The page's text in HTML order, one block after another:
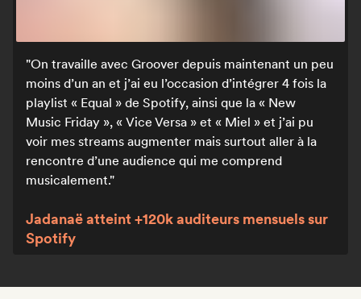
On travaille avec Groover depuis maintenant un peu
moins d’un an et j’ai eu l’occasion d’intégrer 4 fois la
playlist « Equal » de Spotify, ainsi que la « New
Music Friday », « Vice Versa » et « Miel » et j’ai pu
voir mes streams augmenter mais surtout aller à la
rencontre d’une audience qui me comprend
musicalement.
Jadanaë atteint +120k auditeurs mensuels sur
Spotify